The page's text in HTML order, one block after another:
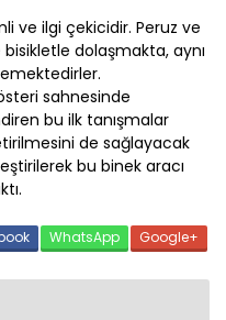
ve ilgi çekicidir. Peruz ve
dolaşmakta, aynı
sahnesinde
bu ilk tanışmalar
de sağlayacak
bu binek aracı
WhatsApp Google+